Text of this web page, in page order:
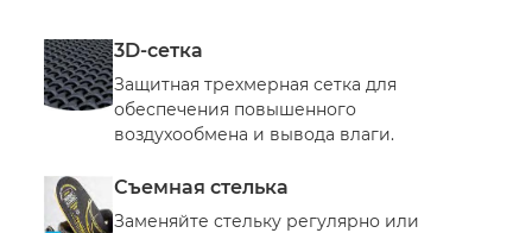
3D-сетка
Защитная трехмерная сетка для
обеспечения повышенного
воздухообмена и вывода влаги.
Съемная стелька
Заменяйте стельку регулярно или